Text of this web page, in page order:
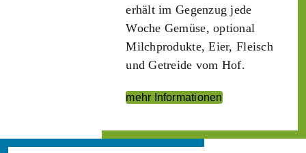
erhält im Gegenzug jede
Woche Gemüse, optional
Milchprodukte, Eier, Fleisch
und Getreide vom Hof.
mehr Informationen